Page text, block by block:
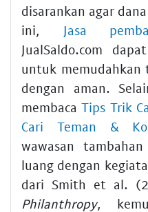
disarankan agar
ini, Jasa
JualSaldo.com
untuk memudahkan
dengan aman.
membacaTips Trik
Cari Teman &
wawasan
luang dengan
dari Smith et al.
Philanthropy,